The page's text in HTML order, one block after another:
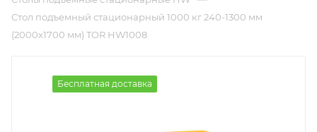
Стол подъемный стационарный 1000 кг 240-1300 мм
(2000х1700 мм) TOR HW1008
Бесплатная доставка